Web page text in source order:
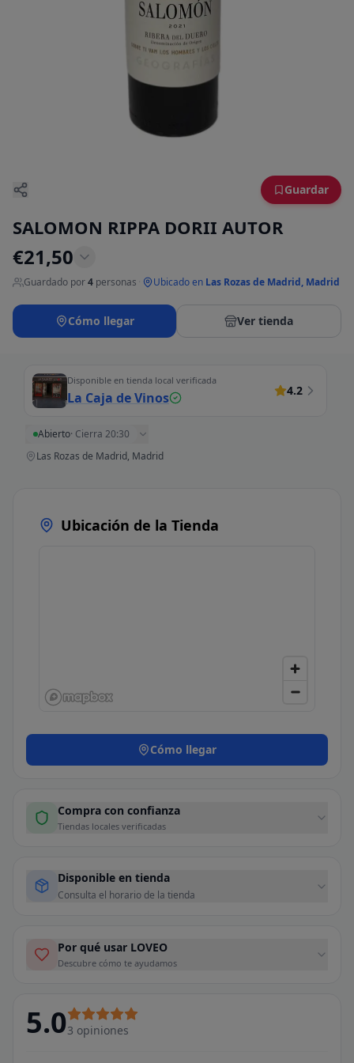
Guardar
SALOMON RIPPA DORII AUTOR
€21,50
Guardado por4 personas Ubicado en Las Rozas de Madrid, Madrid
Cómo llegar Ver tienda
Disponible en tienda local verificada
La Caja de Vinos 4.2
Abierto· Cierra 20:30
Las Rozas de Madrid, Madrid
Ubicación de la Tienda
Cómo llegar
Compra con confianza
Tiendas locales verificadas
Disponible en tienda
Consulta el horario de la tienda
Por qué usar LOVEO
Descubre cómo te ayudamos
5.03 opiniones